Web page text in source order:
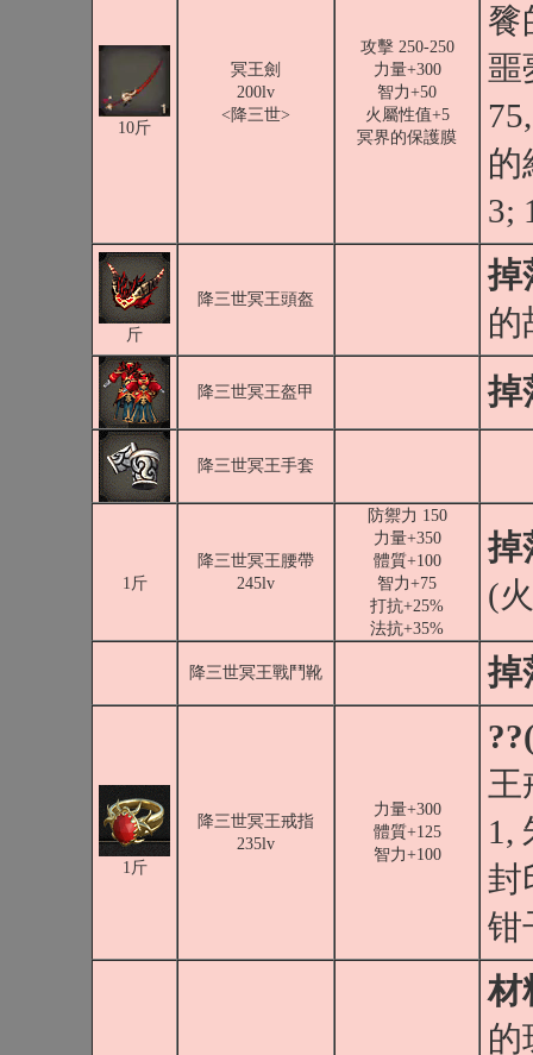
10斤
冥王劍
200lv
<降三世>
攻擊 250-250
力量+300
智力+50
火屬性值+5
冥界的保護膜
餮
噩
的
3;
斤
降三世冥王頭盔
掉
的
降三世冥王盔甲 掉
降三世冥王手套
1斤
降三世冥王腰帶
245lv
防禦力 150
力量+350
體質+100
智力+75
打抗+25%
法抗+35%
掉
(
降三世冥王戰鬥靴 掉
1斤
降三世冥王戒指
235lv
力量+300
體質+125
智力+100
王
1,
封
钳
材
的